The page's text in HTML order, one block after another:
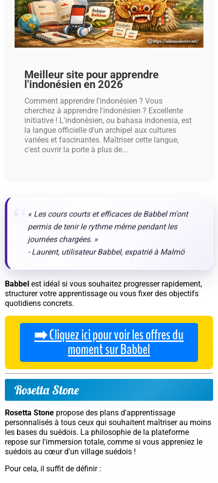
Meilleur site pour apprendre
l'indonésien en 2026
Comment apprendre l'indonésien ? Vous
cherchez à apprendre l'indonésien ? Excellente
initiative ! L'indonésien, ou bahasa indonesia, est
la langue officielle d'un archipel aux cultures
variées et fascinantes. Maîtriser cette langue,
c'est ouvrir la porte à plus de...
« Les cours courts et efficaces de Babbel m'ont
permis de tenir le rythme même pendant les
journées chargées. »
- Laurent, utilisateur Babbel, expatrié à Malmö
Babbel est idéal si vous souhaitez progresser rapidement,
structurer votre apprentissage ou vous fixer des objectifs
quotidiens concrets.
➡️ Cliquez ici pour voir les offres du
moment sur Babbel
Rosetta Stone
Rosetta Stone propose des plans d'apprentissage
personnalisés à tous ceux qui souhaitent maîtriser au moins
les bases du suédois. La philosophie de la plateforme
repose sur l'immersion totale, comme si vous appreniez le
suédois au cœur d'un village suédois !
Pour cela, il suffit de définir :